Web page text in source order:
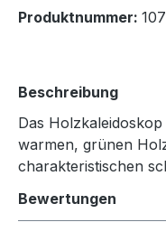
Produktnummer:
Beschreibung
Das
warmen, grünen
charakteristischen
Bewertungen